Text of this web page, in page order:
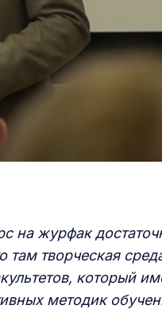
на журфак
там творческая
который
методик